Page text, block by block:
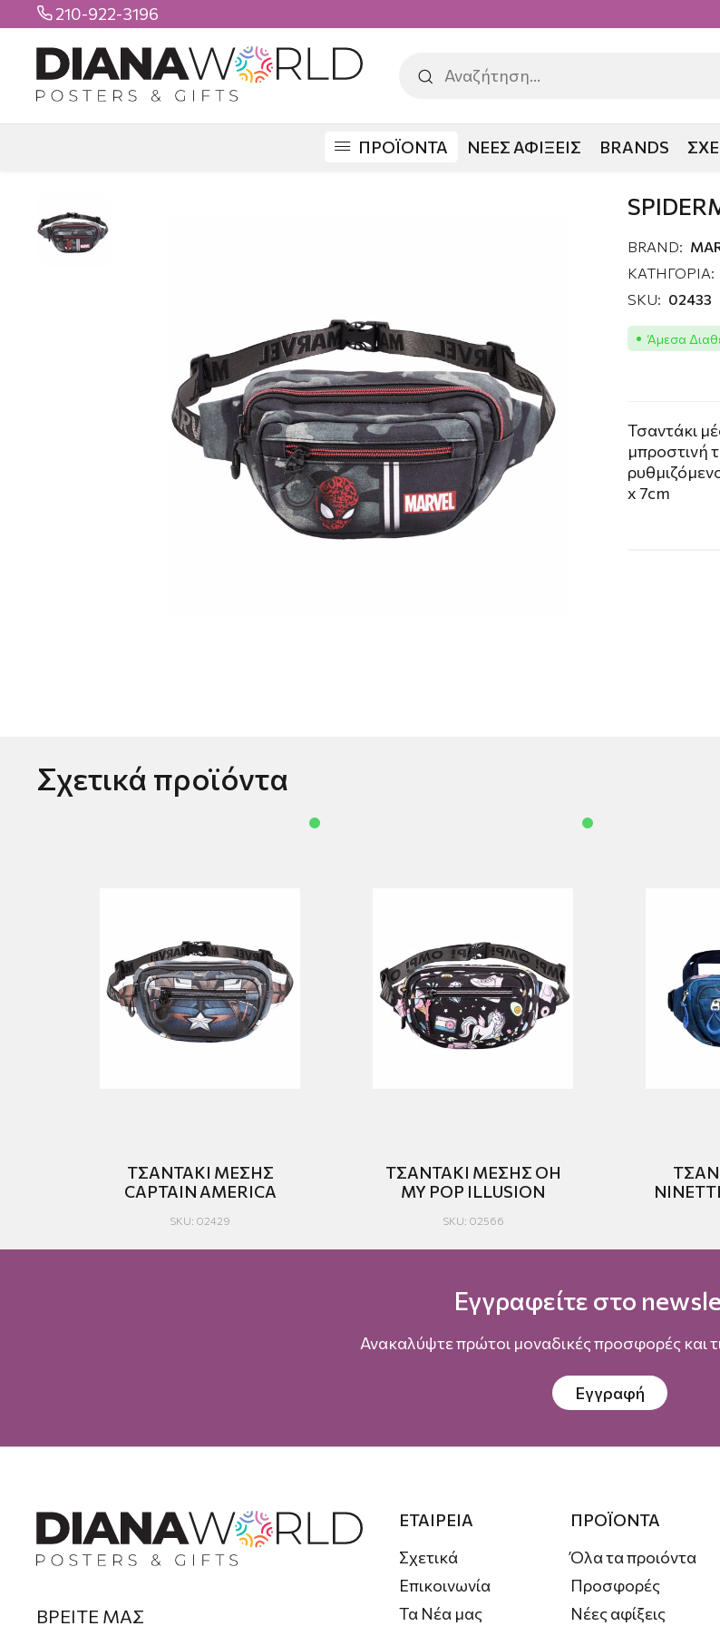
 210-922-3196
ΠΡΟΪΟΝΤΑ ΝΕΕΣ ΑΦΙΞΕΙΣ BRANDS
BRAND:
ΚΑΤΗΓΟΡΙΑ:
SKU: 02433
Άμεσα
Τσαντάκι
μπροστινή
x 7cm
Σχετικά προϊόντα
ΤΣΑΝΤΑΚΙ ΜΕΣΗΣ
CAPTAIN AMERICA
SKU: 02429
ΤΣΑΝΤΑΚΙ ΜΕΣΗΣ OH
MY POP ILLUSION
SKU: 02566
Εγγραφείτε στο
Ανακαλύψτε πρώτοι μοναδικές προσφορές και
Εγγραφή
ΒΡΕΙΤΕ ΜΑΣ
ΕΤΑΙΡΕΙΑ
Σχετικά
Επικοινωνία
Τα Νέα μας
ΠΡΟΪΟΝΤΑ
Όλα τα προιόντα
Προσφορές
Νέες αφίξεις